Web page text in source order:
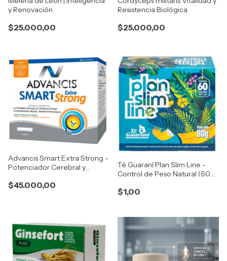
y Renovación
$25.000,00
Resistencia Biológica
$25.000,00
Advancis Smart Extra Strong -
Potenciador Cerebral y
$45.000,00
Té Guaraní Plan Slim Line -
Control de Peso Natural (60
$1,00